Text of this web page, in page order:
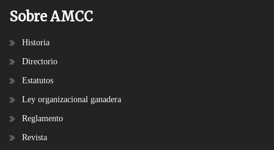
Sobre AMCC
Historia
Directorio
Estatutos
Ley organizacional ganadera
Reglamento
Revista